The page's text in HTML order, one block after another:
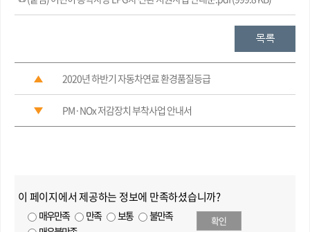
2020년 하반기 자동차연료 환경품질등급
PM·NOx 저감장치 부착사업 안내서
이 페이지에서 제공하는 정보에 만족하셨습니까?
매우만족 만족 보통
불만족
확인